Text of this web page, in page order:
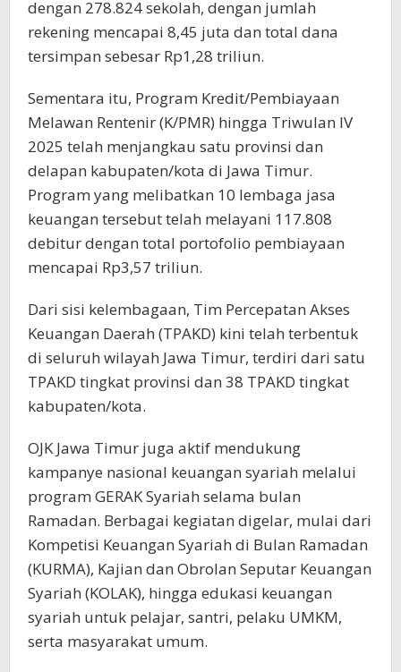
dengan 278.824 sekolah, dengan jumlah
rekening mencapai 8,45 juta dan total dana
tersimpan sebesar Rp1,28 triliun.
Sementara itu, Program Kredit/Pembiayaan
Melawan Rentenir (K/PMR) hingga Triwulan IV
2025 telah menjangkau satu provinsi dan
delapan kabupaten/kota di Jawa Timur.
Program yang melibatkan 10 lembaga jasa
keuangan tersebut telah melayani 117.808
debitur dengan total portofolio pembiayaan
mencapai Rp3,57 triliun.
Dari sisi kelembagaan, Tim Percepatan Akses
Keuangan Daerah (TPAKD) kini telah terbentuk
di seluruh wilayah Jawa Timur, terdiri dari satu
TPAKD tingkat provinsi dan 38 TPAKD tingkat
kabupaten/kota.
OJK Jawa Timur juga aktif mendukung
kampanye nasional keuangan syariah melalui
program GERAK Syariah selama bulan
Ramadan. Berbagai kegiatan digelar, mulai dari
Kompetisi Keuangan Syariah di Bulan Ramadan
(KURMA), Kajian dan Obrolan Seputar Keuangan
Syariah (KOLAK), hingga edukasi keuangan
syariah untuk pelajar, santri, pelaku UMKM,
serta masyarakat umum.